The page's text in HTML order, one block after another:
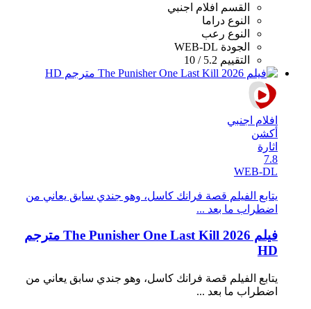
القسم
افلام اجنبي
النوع دراما
النوع رعب
الجودة WEB-DL
التقييم 5.2 / 10
افلام اجنبي
أكشن
اثارة
7.8
WEB-DL
يتابع الفيلم قصة فرانك كاسل، وهو جندي سابق يعاني من
اضطراب ما بعد ...
فيلم The Punisher One Last Kill 2026 مترجم
HD
يتابع الفيلم قصة فرانك كاسل، وهو جندي سابق يعاني من
اضطراب ما بعد ...